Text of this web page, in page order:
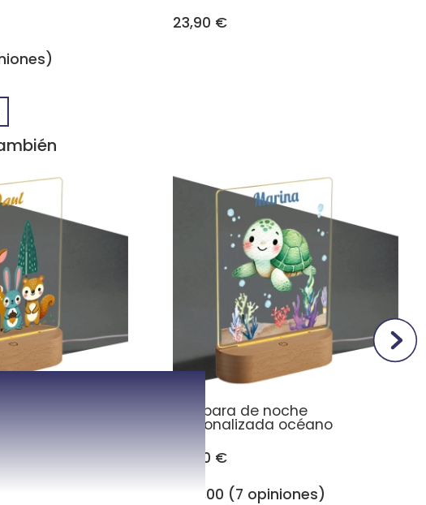
23,90 €
Lámpara de noche
personalizada océano
30,90 €
5,00 (7 opiniones)